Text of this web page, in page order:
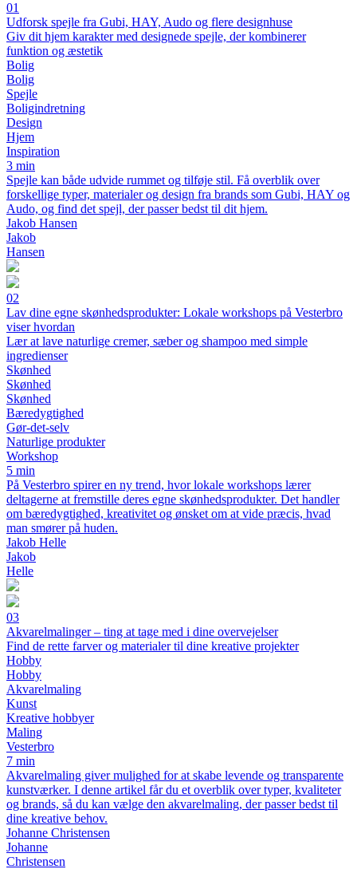
01
Udforsk spejle fra Gubi, HAY, Audo og flere designhuse
Giv dit hjem karakter med designede spejle, der kombinerer
funktion og æstetik
Bolig
Bolig
Spejle
Boligindretning
Design
Hjem
Inspiration
3 min
Spejle kan både udvide rummet og tilføje stil. Få overblik over
forskellige typer, materialer og design fra brands som Gubi, HAY og
Audo, og find det spejl, der passer bedst til dit hjem.
Jakob Hansen
Jakob
Hansen
02
Lav dine egne skønhedsprodukter: Lokale workshops på Vesterbro
viser hvordan
Lær at lave naturlige cremer, sæber og shampoo med simple
ingredienser
Skønhed
Skønhed
Skønhed
Bæredygtighed
Gør-det-selv
Naturlige produkter
Workshop
5 min
På Vesterbro spirer en ny trend, hvor lokale workshops lærer
deltagerne at fremstille deres egne skønhedsprodukter. Det handler
om bæredygtighed, kreativitet og ønsket om at vide præcis, hvad
man smører på huden.
Jakob Helle
Jakob
Helle
03
Akvarelmalinger – ting at tage med i dine overvejelser
Find de rette farver og materialer til dine kreative projekter
Hobby
Hobby
Akvarelmaling
Kunst
Kreative hobbyer
Maling
Vesterbro
7 min
Akvarelmaling giver mulighed for at skabe levende og transparente
kunstværker. I denne artikel får du et overblik over typer, kvaliteter
og brands, så du kan vælge den akvarelmaling, der passer bedst til
dine kreative behov.
Johanne Christensen
Johanne
Christensen